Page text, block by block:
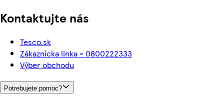
Kontaktujte nás
Tesco.sk
Zákaznícka linka - 0800222333
Výber obchodu
Potrebujete pomoc?